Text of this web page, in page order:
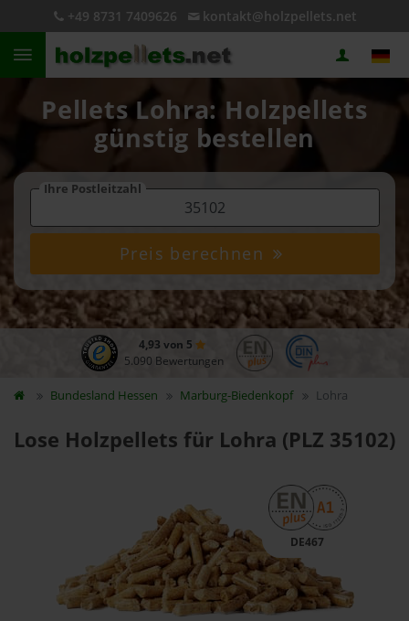
+49 8731 7409626 kontakt@holzpellets.net
Pellets Lohra: Holzpellets
günstig bestellen
Ihre Postleitzahl
Preis berechnen
4,93 von 5
5.090 Bewertungen
Bundesland Hessen Marburg-Biedenkopf Lohra
Lose Holzpellets für Lohra (PLZ 35102)
DE467